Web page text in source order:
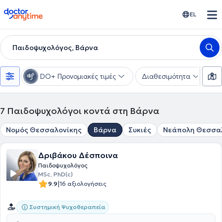
doctoranytime EL
Παιδοψυχολόγος, Βάρνα
DO+ Προνομιακές τιμές Διαθεσιμότητα
7 Παιδοψυχολόγοι κοντά στη Βάρνα
Νομός Θεσσαλονίκης Βάρνα Συκιές Νεάπολη
Δριβάκου Δέσποινα
Παιδοψυχολόγος
MSc, PhD(c)
9.9|16 αξιολογήσεις
Συστημική Ψυχοθεραπεία